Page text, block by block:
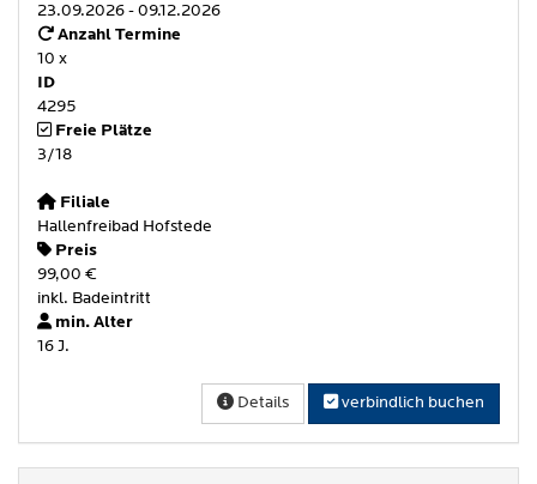
23.09.2026 - 09.12.2026
Anzahl Termine
10 x
ID
4295
Freie Plätze
3/18
Filiale
Hallenfreibad Hofstede
Preis
99,00 €
inkl. Badeintritt
min. Alter
16 J.
Details verbindlich buchen